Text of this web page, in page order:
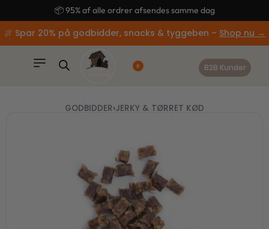
🚚 Gratis fragt ved køb over 499,-
🍖 Spar 20% på godbidder, snacks & tyggeben – Shop nu →
0 B2B Kunder
GODBIDDER›JERKY & TØRRET KØD